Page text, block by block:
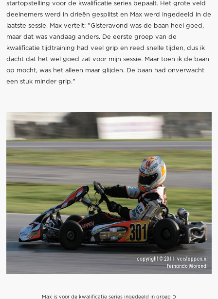
startopstelling voor de kwalificatie series bepaalt. Het grote veld
deelnemers werd in drieën gesplitst en Max werd ingedeeld in de
laatste sessie. Max vertelt: "Gisteravond was de baan heel goed,
maar dat was vandaag anders. De eerste groep van de
kwalificatie tijdtraining had veel grip en reed snelle tijden, dus ik
dacht dat het wel goed zat voor mijn sessie. Maar toen ik de baan
op mocht, was het alleen maar glijden. De baan had onverwacht
een stuk minder grip."
Max is voor de kwalificatie series ingedeeld in groep D